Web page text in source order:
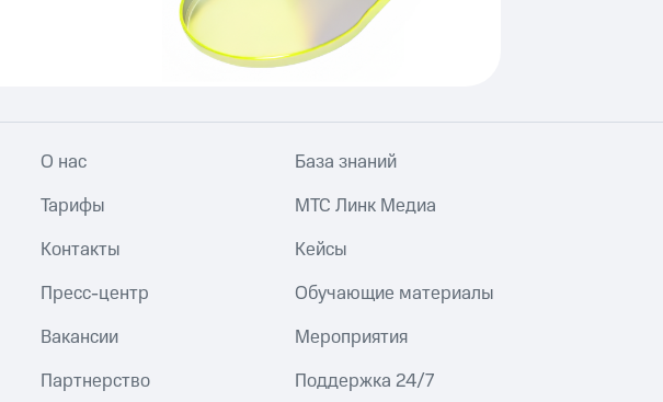
О нас
Тарифы
Контакты
Пресс-центр
Вакансии
Партнерство
База знаний
МТС Линк Медиа
Кейсы
Обучающие материалы
Мероприятия
Поддержка 24/7